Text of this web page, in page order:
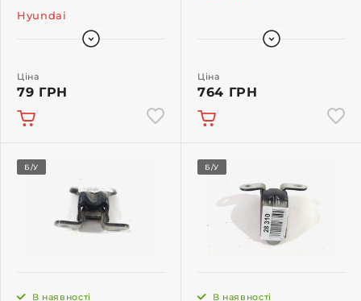
Hyundai
Ціна
79 ГРН
Ціна
764 ГРН
Б/У
В наявності
Б/У
В наявності